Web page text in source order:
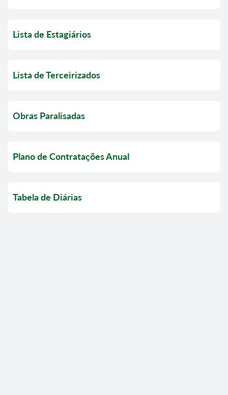
Lista de Estagiários
Lista de Terceirizados
Obras Paralisadas
Plano de Contratações Anual
Tabela de Diárias